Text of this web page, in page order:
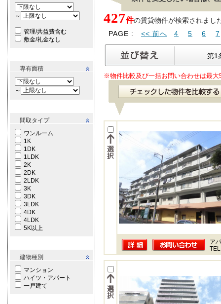
～
管理/共益費含む
敷金/礼金なし
専有面積
～
間取タイプ
ワンルーム
1K
1DK
1LDK
2K
2DK
2LDK
3K
3DK
3LDK
4DK
4LDK
5K以上
建物種別
マンション
ハイツ・アパート
一戸建て
427件の賃貸物件が検索されまし
PAGE :
<< 前へ 4 5 6 7
第1
※物件比較及び一括お問い合わせは最大
ア